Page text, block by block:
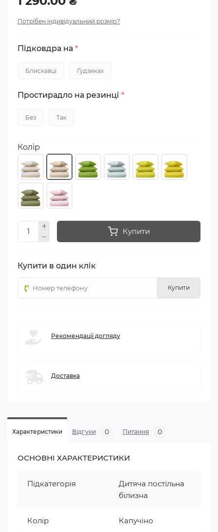
Потрібен індивідуальний розмір?
Підковдра на *
Блискавці Ґудзиках
Простирадло на резинці *
Без Так
Колір
Купити
Купити в один клік
Купити
Рекомендації догляду
Доставка
Характеристики Відгуки 0 Питання 0
ОСНОВНІ ХАРАКТЕРИСТИКИ
Підкатегорія
Дитяча постільна
білизна
Колір Капучіно